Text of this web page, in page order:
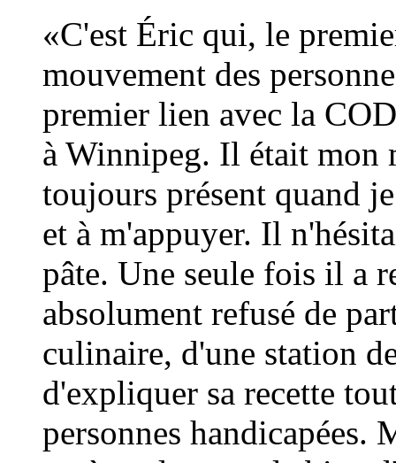
«C'est Éric qui, le
mouvement des
premier lien avec la
à Winnipeg. Il était mon
toujours présent quand
et à m'appuyer. Il
pâte. Une seule fois il a
absolument refusé de
culinaire, d'une station
d'expliquer sa recette
personnes handicapées.